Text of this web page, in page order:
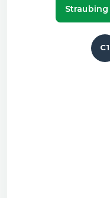
Straubing
C1